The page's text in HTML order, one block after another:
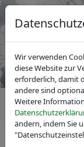
IVAM
Wir verwenden
diese Website zur
erforderlich, damit
andere sind
Weitere
ändern, indem Sie